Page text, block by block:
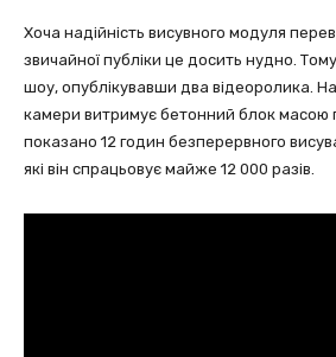
Хоча надійність висувного модуля
звичайної публіки це досить нудно.
шоу, опублікувавши два відеоролика.
камери витримує бетонний блок масою
показано 12 годин безперервного
які він спрацьовує майже 12 000 разів.